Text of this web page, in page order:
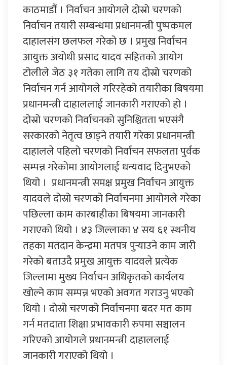
काठमाडौं । निर्वाचन आयोगले दोस्रो चरणको
निर्वाचन तयारी सम्बन्धमा प्रधानमन्त्री पुष्पकमल
दाहालसंग छलफल गरेको छ । प्रमुख निर्वाचन
आयुक्त अयोधी प्रसाद यादव सहितको आयोग
टोलीले जेठ ३१ गतेका लागि तय दोस्रो चरणको
निर्वाचन गर्न आयोगले गरिरहेको तयारीका बिषयमा
प्रधानमन्त्री दाहाललाई जानकारी गराएको हो ।
दोस्रो चरणको निर्वाचनको सुनिश्चितता भएसंगै
सरकारको नेतृत्व छाड्ने तयारी गरेका प्रधानमन्त्री
दाहालले पहिलो चरणको निर्वाचन सफलता पुर्वक
सम्पन्न गरेकोमा आयोगलाई धन्यवाद दिनुभएको
थियो । प्रधानमन्त्री समक्ष प्रमुख निर्वाचन आयुक्त
यादवले दोस्रो चरणको निर्वाचनमा आयोगले गरेका
पछिल्ला काम कारबाहीका बिषयमा जानकारी
गराएको थियो । ४३ जिल्लाका ४ सय ६१ स्थनीय
तहका मतदान केन्द्रमा मतपत्र पुर्‍याउने काम जारी
गरेको बताउदै प्रमुख आयुक्त यादवले प्रत्येक
जिल्लामा मुख्य निर्वाचन अधिकृतको कार्यलय
खोल्ने काम सम्पन्न भएको अवगत गराउनु भएको
थियो । दोस्रो चरणको निर्वाचनमा बदर मत काम
गर्न मतदाता शिक्षा प्रभावकारी रुपमा सञ्चालन
गरिएको आयोगले प्रधानमन्त्री दाहाललाई
जानकारी गराएको थियो ।